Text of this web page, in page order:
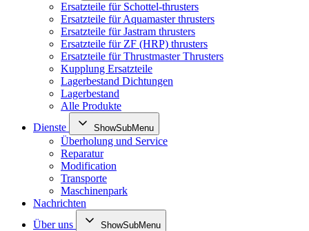
Ersatzteile für Schottel-thrusters
Ersatzteile für Aquamaster thrusters
Ersatzteile für Jastram thrusters
Ersatzteile für ZF (HRP) thrusters
Ersatzteile für Thrustmaster Thrusters
Kupplung Ersatzteile
Lagerbestand Dichtungen
Lagerbestand
Alle Produkte
Dienste
ShowSubMenu
Überholung und Service
Reparatur
Modification
Transporte
Maschinenpark
Nachrichten
Über uns
ShowSubMenu